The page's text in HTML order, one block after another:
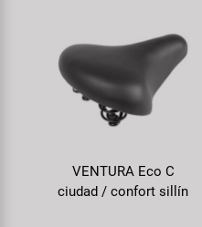
VENTURA Eco C
ciudad / confort sillín